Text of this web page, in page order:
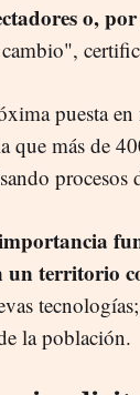
o,
puesta en
que más de
un territorio
la población.